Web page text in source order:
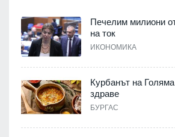
Печелим милиони
на ток
ИКОНОМИКА
Курбанът на
здраве
БУРГАС